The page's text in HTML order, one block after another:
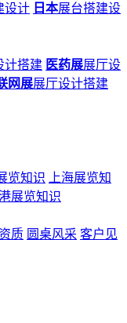
设计 日本展台搭建设
计搭建 医药展展厅设
网展展厅设计搭建
览知识
上海展览知
展览知识
质 圆桌风采 客户见